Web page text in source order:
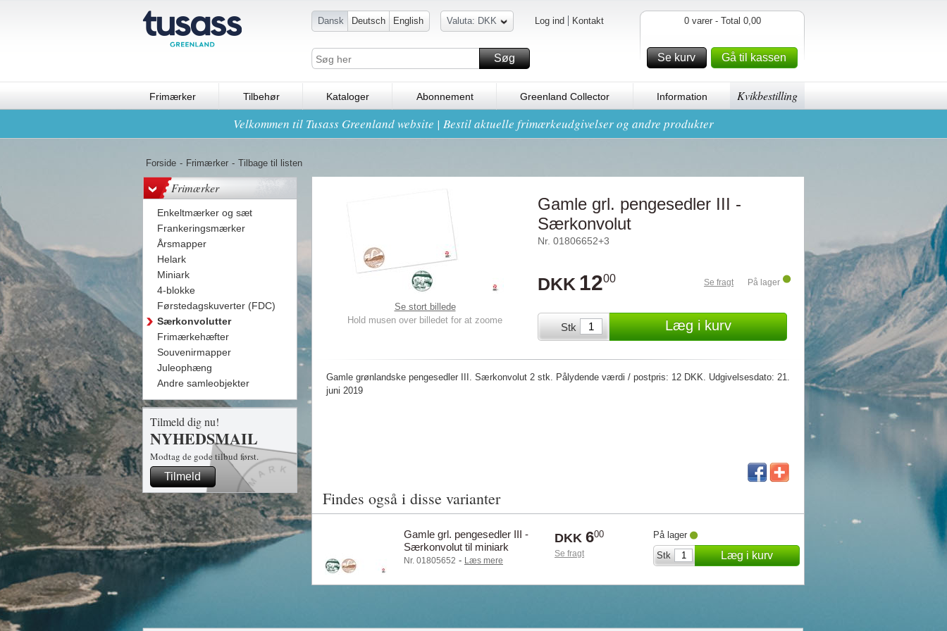
Dansk Deutsch English Valuta: DKK Log ind Kontakt
Søg
0 varer - Total 0,00
Se kurv Gå til kassen
Frimærker Tilbehør Kataloger Abonnement Greenland Collector Information Kvikbestilling
Velkommen til Tusass Greenland website | Bestil aktuelle frimærkeudgivelser og andre produkter
Forside - Frimærker - Tilbage til listen
Frimærker
Enkeltmærker og sæt
Frankeringsmærker
Årsmapper
Helark
Miniark
4-blokke
Førstedagskuverter (FDC)
Særkonvolutter
Frimærkehæfter
Souvenirmapper
Juleophæng
Andre samleobjekter
Tilmeld dig nu!
NYHEDSMAIL
Modtag de gode tilbud først.
Tilmeld
Se stort billede
Hold musen over billedet for at zoome
Gamle grl. pengesedler III -
Særkonvolut
Nr. 01806652+3
DKK 1200 Se fragt På lager
Stk Læg i kurv
Gamle grønlandske pengesedler III. Særkonvolut 2 stk. Pålydende værdi / postpris: 12 DKK. Udgivelsesdato: 21.
juni 2019
Findes også i disse varianter
Gamle grl. pengesedler III -
Særkonvolut til miniark
Nr. 01805652 - Læs mere
DKK 600
Se fragt
På lager
Stk
Læg i kurv